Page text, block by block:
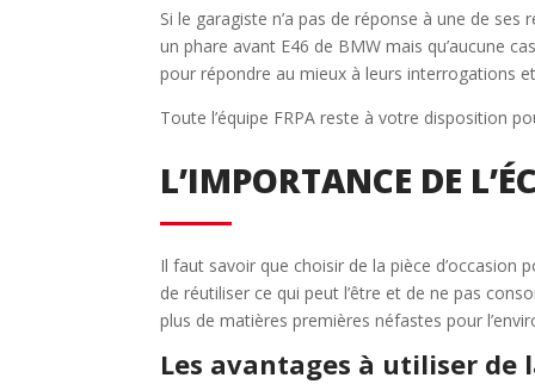
Si le garagiste n’a pas de réponse à une de
un phare avant E46 de BMW mais qu’aucune
pour répondre au mieux à leurs interrogations
Toute l’équipe FRPA reste à votre disposition
L’IMPORTANCE DE
Il faut savoir que choisir de la pièce d’occasion
de réutiliser ce qui peut l’être et de ne pas
plus de matières premières néfastes pour
Les avantages à utiliser de